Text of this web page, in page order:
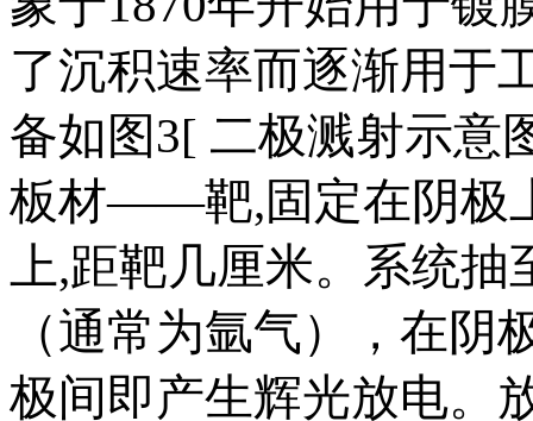
了沉积速率而逐渐用于
备如图3[ 二极溅射示意
板材——靶,固定在阴极
上,距靶几厘米。系统抽
（通常为氩气），在
极间即产生辉光放电。